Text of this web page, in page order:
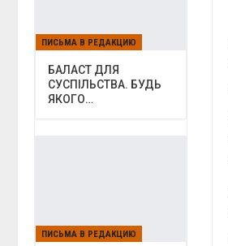
ПИСЬМА В РЕДАКЦИЮ
БАЛАСТ ДЛЯ
СУСПІЛЬСТВА. БУДЬ
ЯКОГО…
ПИСЬМА В РЕДАКЦИЮ